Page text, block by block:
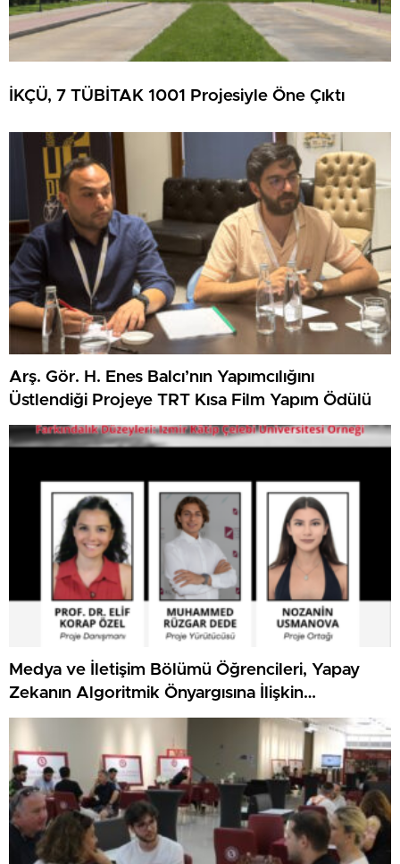
İKÇÜ, 7 TÜBİTAK 1001 Projesiyle Öne Çıktı
Arş. Gör. H. Enes Balcı’nın Yapımcılığını
Üstlendiği Projeye TRT Kısa Film Yapım Ödülü
Medya ve İletişim Bölümü Öğrencileri, Yapay
Zekanın Algoritmik Önyargısına İlişkin
Farkındalık Düzeylerini Araştıracak